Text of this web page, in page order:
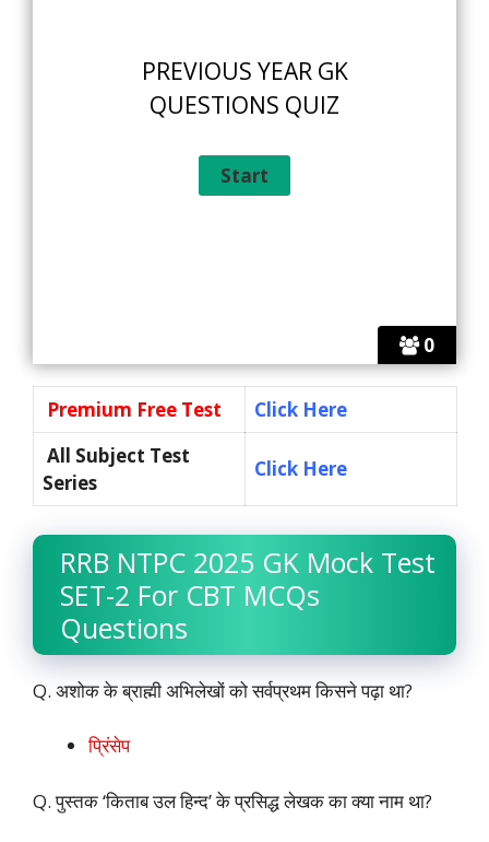
0
PREVIOUS YEAR GK
QUESTIONS QUIZ
Premium Free Test
Click Here
All Subject Test
Series
Click Here
RRB NTPC 2025 GK Mock Test
SET-2 For CBT MCQs
Questions
Q. अशोक के ब्राह्मी अभिलेखों को सर्वप्रथम किसने पढ़ा था?
प्रिंसेप
Q. पुस्तक ‘किताब उल हिन्द’ के प्रसिद्ध लेखक का क्या नाम था?